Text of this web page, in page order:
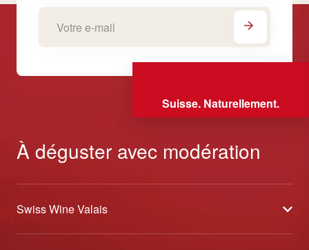
Suisse. Naturellement.
À déguster avec modération
Swiss Wine Valais
À propos